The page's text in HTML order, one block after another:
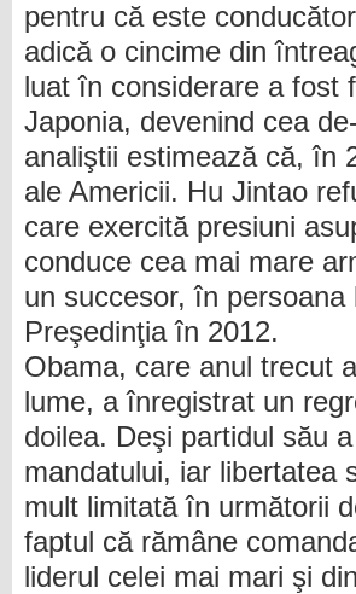
pentru că este
adică o cincime din
luat în considerare a fost
Japonia, devenind cea
analiştii estimează că, în
ale Americii. Hu Jintao
care exercită presiuni
conduce cea mai mare
un succesor, în
Preşedinţia în 2012.
Obama, care anul trecut
lume, a înregistrat un
doilea. Deşi partidul său
mandatului, iar libertatea
mult limitată în următorii
faptul că rămâne
liderul celei mai mari şi